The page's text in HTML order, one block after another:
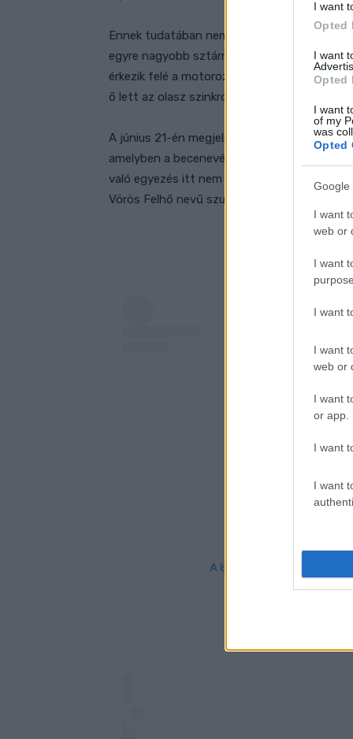
I want
Opted
I want
Opted
I want
of my
was
Opted
Google
I want
web or
I want
I want
I want
web or
I want
or app.
I want
I want
Ennek tudatában nem véletlen, hogy
egyre nagyobb sztárrá válik. Ezzel pedig
érkezik felé a motorozáson kívüli világból.
ő lett az olasz szinkronhangja.
A június 21-én megjelenő, a Disney és a
amelyben a becenevének megfelelően egy
való egyezés itt nem áll meg, ugyanis a
Vörös Felhő nevű szurkolói csoport támogatja
A bejegyzés megtekintése